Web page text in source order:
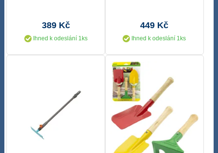
389 Kč
Ihned k odeslání 1ks
449 Kč
Ihned k odeslání 1ks